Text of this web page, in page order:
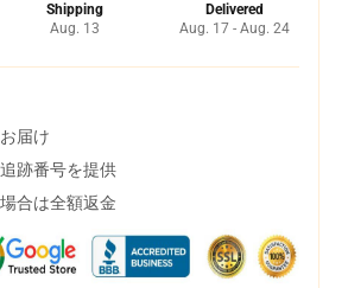
Shipping
Aug. 13
Delivered
Aug. 17 - Aug. 24
届け
跡番号を提供
合は全額返金